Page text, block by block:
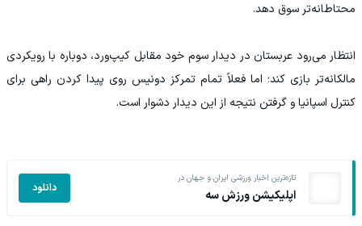
محتاطانه‌تر سوق دهد.
انتظار می‌رود عربستان در دیدار سوم خود مقابل کیپ‌ورد، دوباره با رویکردی
مالکانه‌تر بازی کند؛ اما فعلاً تمام تمرکز دونیس روی پیدا کردن راهی برای
کنترل اسپانیا و گرفتن نتیجه از این دیدار دشوار است.
تازه‌ترین اخبار ورزشی ایران و جهان در
اپلیکیشن ورزش سه دانلود